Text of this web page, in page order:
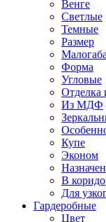
Венге
Светлые
Темные
Размер
Форма
Угловые
Отделка
Из МДФ
Купе
Эконом
В
Для
Гардеробные
Цвет